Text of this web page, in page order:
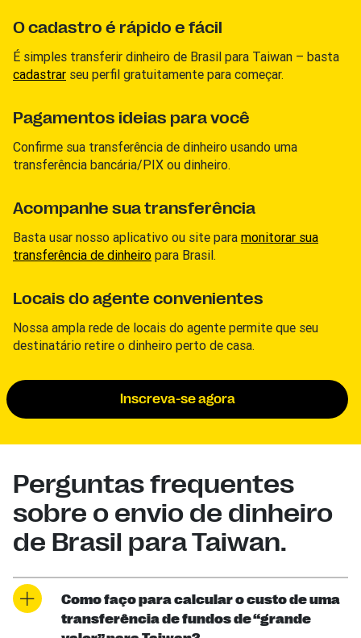
O cadastro é rápido e fácil
É simples transferir dinheiro de Brasil para Taiwan – basta
cadastrar seu perfil gratuitamente para começar.
Pagamentos ideias para você
Confirme sua transferência de dinheiro usando uma
transferência bancária/PIX ou dinheiro.
Acompanhe sua transferência
Basta usar nosso aplicativo ou site para monitorar sua
transferência de dinheiro para Brasil.
Locais do agente convenientes
Nossa ampla rede de locais do agente permite que seu
destinatário retire o dinheiro perto de casa.
Inscreva-se agora
Perguntas frequentes
sobre o envio de dinheiro
de Brasil para Taiwan.
Como faço para calcular o custo de uma
transferência de fundos de “grande